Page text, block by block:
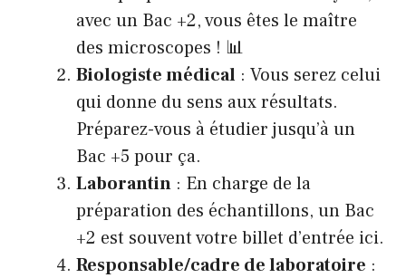
avec un Bac +2, vous êtes le maître
des microscopes ! 📊
Biologiste médical : Vous serez celui
qui donne du sens aux résultats.
Préparez-vous à étudier jusqu’à un
Bac +5 pour ça.
Laborantin : En charge de la
préparation des échantillons, un Bac
+2 est souvent votre billet d’entrée ici.
Responsable/cadre de laboratoire :